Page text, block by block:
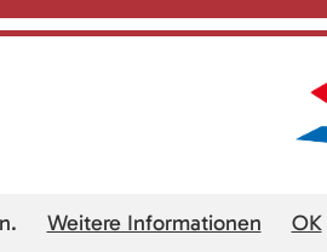
Weitere Informationen OK